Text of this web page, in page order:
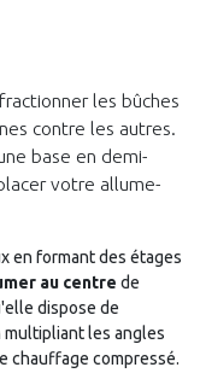
les bûches
contre les autres.
base en demi-
votre allume-
en formant des étages
au centre de
dispose de
les angles
chauffage compressé.